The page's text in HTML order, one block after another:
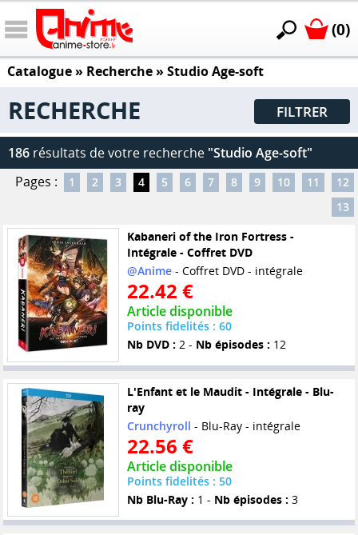
(0)
Catalogue» Recherche » Studio Age-soft
RECHERCHE FILTRER
186 résultats de votre recherche "Studio Age-soft"
Pages :
1 2 3 4 5 6 7 8 9 10 11
12
13
Kabaneri of the Iron Fortress -
Intégrale - Coffret DVD
@Anime- Coffret DVD - intégrale
22.42 €
Article disponible
Points fidelités : 60
Nb DVD : 2 - Nb épisodes : 12
L'Enfant et le Maudit - Intégrale - Blu-
ray
Crunchyroll - Blu-Ray - intégrale
22.56 €
Article disponible
Points fidelités : 50
Nb Blu-Ray : 1 - Nb épisodes : 3